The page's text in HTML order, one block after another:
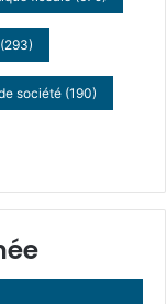
(293)
société (190)